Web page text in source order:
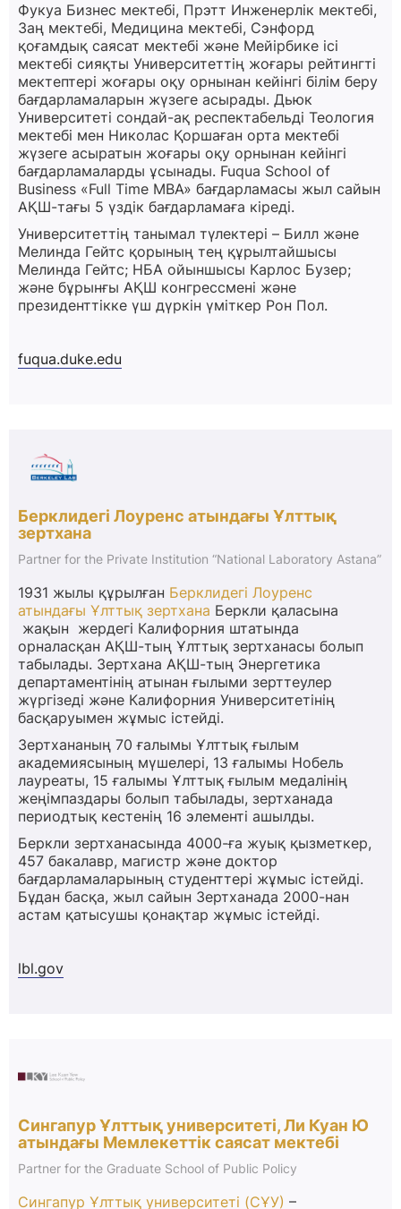
Фукуа Бизнес мектебі, Прэтт Инженерлік мектебі,
Заң мектебі, Медицина мектебі, Сэнфорд
қоғамдық саясат мектебі және Мейірбике ісі
мектебі сияқты Университеттің жоғары рейтингті
мектептері жоғары оқу орнынан кейінгі білім беру
бағдарламаларын жүзеге асырады. Дьюк
Университеті сондай-ақ респектабельді Теология
мектебі мен Николас Қоршаған орта мектебі
жүзеге асыратын жоғары оқу орнынан кейінгі
бағдарламаларды ұсынады. Fuqua School of
Business «Full Time MBA» бағдарламасы жыл сайын
АҚШ-тағы 5 үздік бағдарламаға кіреді.
Университеттің танымал түлектері – Билл және
Мелинда Гейтс қорының тең құрылтайшысы
Мелинда Гейтс; НБА ойыншысы Карлос Бузер;
және бұрынғы АҚШ конгрессмені және
президенттікке үш дүркін үміткер Рон Пол.
fuqua.duke.edu
Берклидегі Лоуренс атындағы Ұлттық
зертхана
Partner for the Private Institution “National Laboratory Astana”
1931 жылы құрылған Берклидегі Лоуренс
атындағы Ұлттық зертхана Беркли қаласына
жақын жердегі Калифорния штатында
орналасқан АҚШ-тың Ұлттық зертханасы болып
табылады. Зертхана АҚШ-тың Энергетика
департаментінің атынан ғылыми зерттеулер
жүргізеді және Калифорния Университетінің
басқаруымен жұмыс істейді.
Зертхананың 70 ғалымы Ұлттық ғылым
академиясының мүшелері, 13 ғалымы Нобель
лауреаты, 15 ғалымы Ұлттық ғылым медалінің
жеңімпаздары болып табылады, зертханада
периодтық кестенің 16 элементі ашылды.
Беркли зертханасында 4000-ға жуық қызметкер,
457 бакалавр, магистр және доктор
бағдарламаларының студенттері жұмыс істейді.
Бұдан басқа, жыл сайын Зертханада 2000-нан
астам қатысушы қонақтар жұмыс істейді.
lbl.gov
Сингапур Ұлттық университеті, Ли Куан Ю
атындағы Мемлекеттік саясат мектебі
Partner for the Graduate School of Public Policy
Сингапур Ұлттық университеті (СҰУ) –